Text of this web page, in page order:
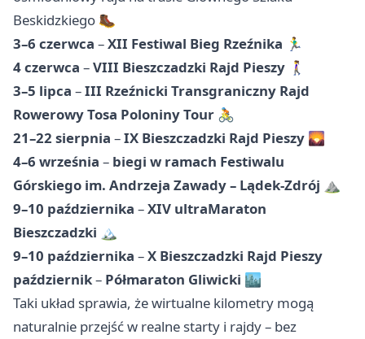
Beskidzkiego 🥾
3–6 czerwca –XII Festiwal Bieg Rzeźnika 🏃‍♂️
4 czerwca –VIII Bieszczadzki Rajd Pieszy 🚶‍♀️
3–5 lipca –III Rzeźnicki Transgraniczny Rajd
Rowerowy Tosa Poloniny Tour 🚴
21–22 sierpnia –IX Bieszczadzki Rajd Pieszy 🌄
4–6 września – biegi w ramach Festiwalu
Górskiego im. Andrzeja Zawady – Lądek-Zdrój ⛰️
9–10 października –XIV ultraMaraton
Bieszczadzki 🏔️
9–10 października –X Bieszczadzki Rajd Pieszy
październik– Półmaraton Gliwicki 🏙️
Taki układ sprawia, że wirtualne kilometry mogą
naturalnie przejść w realne starty i rajdy – bez